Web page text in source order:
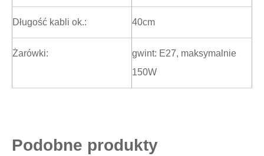
Długość kabli ok.: 40cm
Żarówki:
gwint: E27, maksymalnie
150W
Podobne produkty